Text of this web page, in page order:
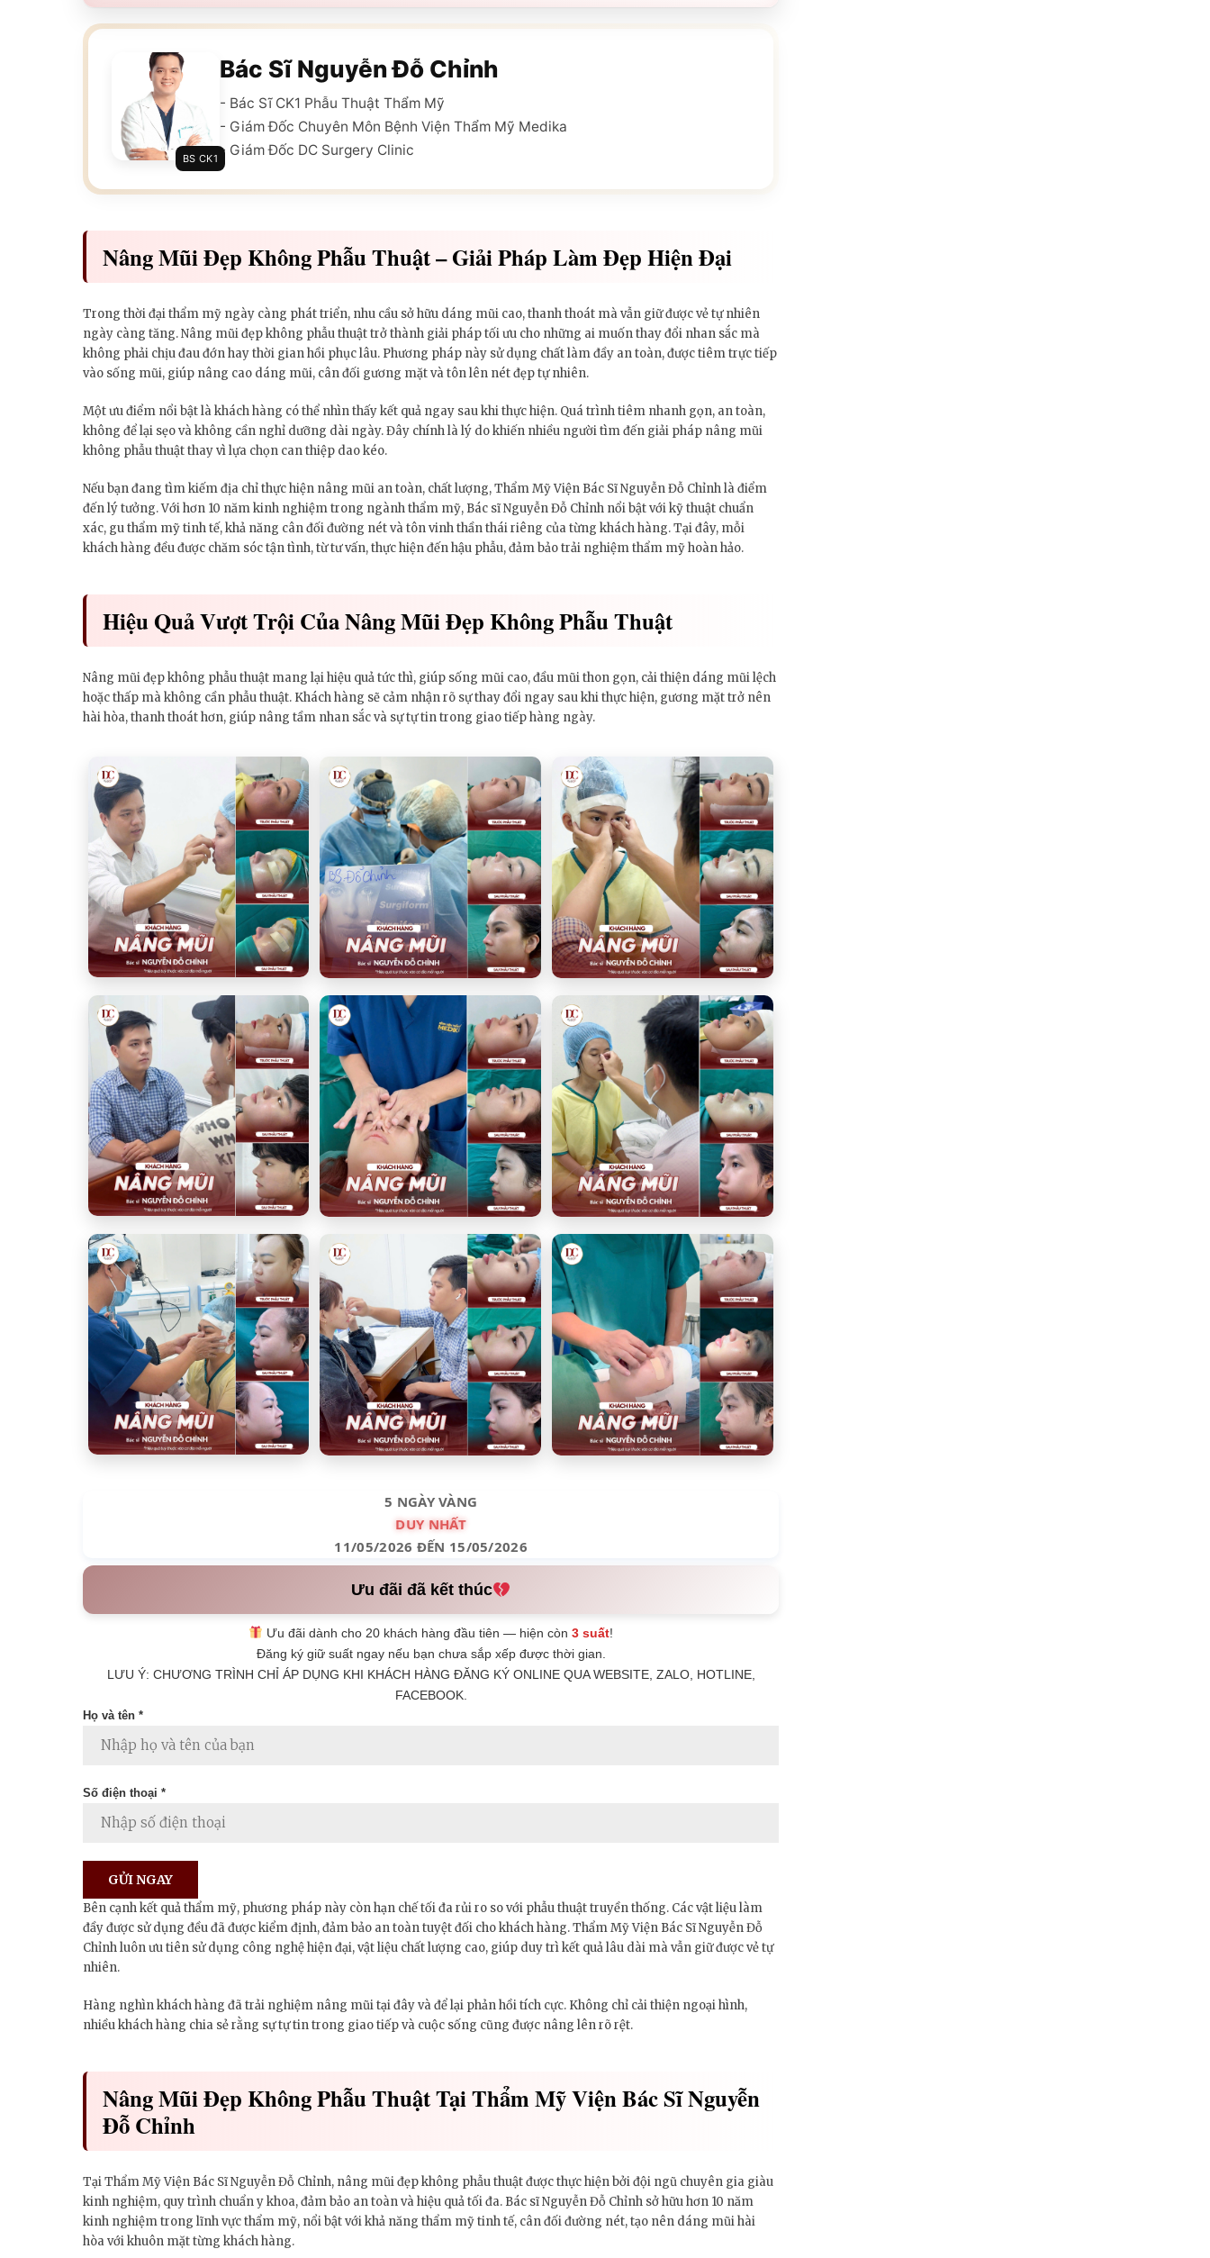
BS CK1
Bác Sĩ Nguyễn Đỗ Chỉnh
- Bác Sĩ CK1 Phẫu Thuật Thẩm Mỹ
- Giám Đốc Chuyên Môn Bệnh Viện Thẩm Mỹ Medika
- Giám Đốc DC Surgery Clinic
Nâng Mũi Đẹp Không Phẫu Thuật – Giải Pháp Làm Đẹp Hiện Đại
Trong thời đại thẩm mỹ ngày càng phát triển, nhu cầu sở hữu dáng mũi cao, thanh thoát mà vẫn giữ được vẻ tự nhiên
ngày càng tăng. Nâng mũi đẹp không phẫu thuật trở thành giải pháp tối ưu cho những ai muốn thay đổi nhan sắc mà
không phải chịu đau đớn hay thời gian hồi phục lâu. Phương pháp này sử dụng chất làm đầy an toàn, được tiêm trực tiếp
vào sống mũi, giúp nâng cao dáng mũi, cân đối gương mặt và tôn lên nét đẹp tự nhiên.
Một ưu điểm nổi bật là khách hàng có thể nhìn thấy kết quả ngay sau khi thực hiện. Quá trình tiêm nhanh gọn, an toàn,
không để lại sẹo và không cần nghỉ dưỡng dài ngày. Đây chính là lý do khiến nhiều người tìm đến giải pháp nâng mũi
không phẫu thuật thay vì lựa chọn can thiệp dao kéo.
Nếu bạn đang tìm kiếm địa chỉ thực hiện nâng mũi an toàn, chất lượng, Thẩm Mỹ Viện Bác Sĩ Nguyễn Đỗ Chỉnh là điểm
đến lý tưởng. Với hơn 10 năm kinh nghiệm trong ngành thẩm mỹ, Bác sĩ Nguyễn Đỗ Chỉnh nổi bật với kỹ thuật chuẩn
xác, gu thẩm mỹ tinh tế, khả năng cân đối đường nét và tôn vinh thần thái riêng của từng khách hàng. Tại đây, mỗi
khách hàng đều được chăm sóc tận tình, từ tư vấn, thực hiện đến hậu phẫu, đảm bảo trải nghiệm thẩm mỹ hoàn hảo.
Hiệu Quả Vượt Trội Của Nâng Mũi Đẹp Không Phẫu Thuật
Nâng mũi đẹp không phẫu thuật mang lại hiệu quả tức thì, giúp sống mũi cao, đầu mũi thon gọn, cải thiện dáng mũi lệch
hoặc thấp mà không cần phẫu thuật. Khách hàng sẽ cảm nhận rõ sự thay đổi ngay sau khi thực hiện, gương mặt trở nên
hài hòa, thanh thoát hơn, giúp nâng tầm nhan sắc và sự tự tin trong giao tiếp hàng ngày.
5 NGÀY VÀNG
DUY NHẤT
11/05/2026 ĐẾN 15/05/2026
Ưu đãi đã kết thúc
Ưu đãi dành cho 20 khách hàng đầu tiên — hiện còn3 suất!
Đăng ký giữ suất ngay nếu bạn chưa sắp xếp được thời gian.
LƯU Ý: CHƯƠNG TRÌNH CHỈ ÁP DỤNG KHI KHÁCH HÀNG ĐĂNG KÝ ONLINE QUA WEBSITE, ZALO, HOTLINE,
FACEBOOK.
Họ và tên *
Số điện thoại *
Bên cạnh kết quả thẩm mỹ, phương pháp này còn hạn chế tối đa rủi ro so với phẫu thuật truyền thống. Các vật liệu làm
đầy được sử dụng đều đã được kiểm định, đảm bảo an toàn tuyệt đối cho khách hàng. Thẩm Mỹ Viện Bác Sĩ Nguyễn Đỗ
Chỉnh luôn ưu tiên sử dụng công nghệ hiện đại, vật liệu chất lượng cao, giúp duy trì kết quả lâu dài mà vẫn giữ được vẻ tự
nhiên.
Hàng nghìn khách hàng đã trải nghiệm nâng mũi tại đây và để lại phản hồi tích cực. Không chỉ cải thiện ngoại hình,
nhiều khách hàng chia sẻ rằng sự tự tin trong giao tiếp và cuộc sống cũng được nâng lên rõ rệt.
Nâng Mũi Đẹp Không Phẫu Thuật Tại Thẩm Mỹ Viện Bác Sĩ Nguyễn
Đỗ Chỉnh
Tại Thẩm Mỹ Viện Bác Sĩ Nguyễn Đỗ Chỉnh, nâng mũi đẹp không phẫu thuật được thực hiện bởi đội ngũ chuyên gia giàu
kinh nghiệm, quy trình chuẩn y khoa, đảm bảo an toàn và hiệu quả tối đa. Bác sĩ Nguyễn Đỗ Chỉnh sở hữu hơn 10 năm
kinh nghiệm trong lĩnh vực thẩm mỹ, nổi bật với khả năng thẩm mỹ tinh tế, cân đối đường nét, tạo nên dáng mũi hài
hòa với khuôn mặt từng khách hàng.